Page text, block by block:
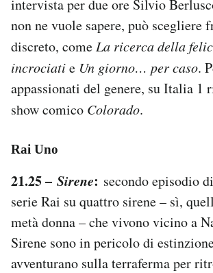
CALENDARIO
AREA PERSONALE
Area Personale
Newsletter
Hai bisogno di aiuto?
Esci
intervista per due ore Silvio
non ne vuole sapere, può scegliere
discreto, come La ricerca della
incrociatie Un giorno… per caso.
appassionati del genere, su Italia 1
show comico Colorado.
Rai Uno
21.25 – Sirene: secondo episodio
serie Rai su quattro sirene – sì,
metà donna – che vivono vicino a
Sirene sono in pericolo di
avventurano sulla terraferma per